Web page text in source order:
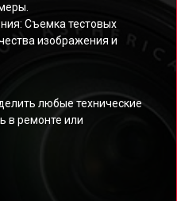
Съемка тестовых
изображения и
любые технические
в ремонте или